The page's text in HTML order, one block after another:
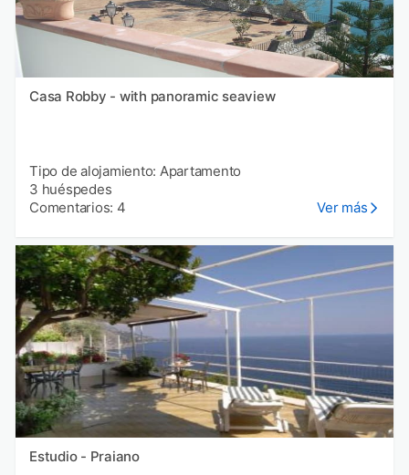
Casa Robby - with panoramic seaview
Tipo de alojamiento: Apartamento
3 huéspedes
Comentarios: 4
Ver más
Estudio - Praiano